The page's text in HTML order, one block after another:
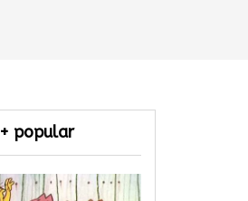
+ popular